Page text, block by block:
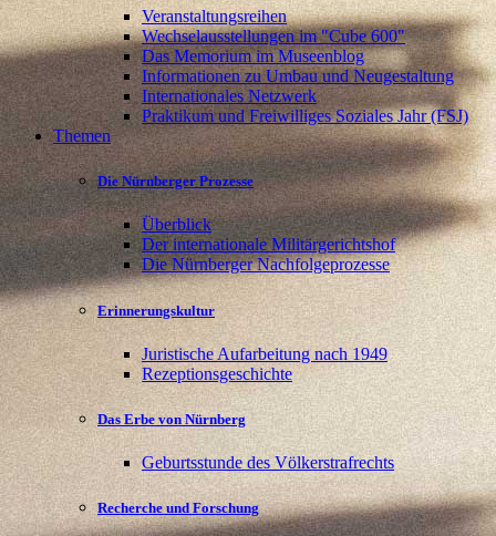
Veranstaltungsreihen
Wechselausstellungen im "Cube 600"
Das Memorium im Museenblog
Informationen zu Umbau und Neugestaltung
Internationales Netzwerk
Praktikum und Freiwilliges Soziales Jahr (FSJ)
Themen
Die Nürnberger Prozesse
Überblick
Der internationale Militärgerichtshof
Die Nürnberger Nachfolgeprozesse
Erinnerungskultur
Juristische Aufarbeitung nach 1949
Rezeptionsgeschichte
Das Erbe von Nürnberg
Geburtsstunde des Völkerstrafrechts
Recherche und Forschung